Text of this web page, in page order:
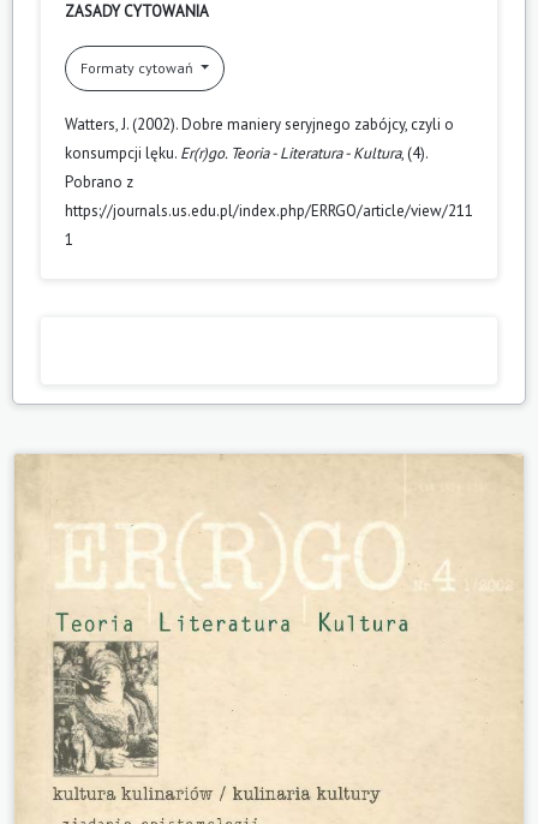
ZASADY CYTOWANIA
Formaty cytowań
Watters, J. (2002). Dobre maniery seryjnego zabójcy, czyli o
konsumpcji lęku. Er(r)go. Teoria - Literatura - Kultura, (4).
Pobrano z
https://journals.us.edu.pl/index.php/ERRGO/article/view/211
1